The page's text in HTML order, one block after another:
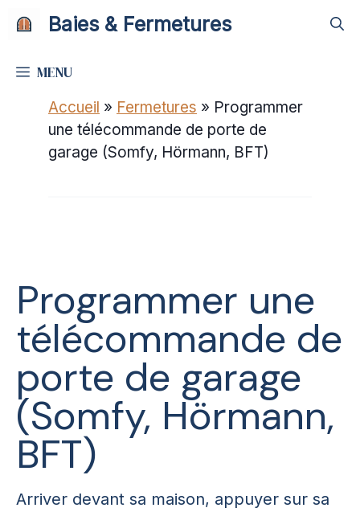
Baies & Fermetures
MENU
Accueil » Fermetures » Programmer
une télécommande de porte de
garage (Somfy, Hörmann, BFT)
Programmer une
télécommande de
porte de garage
(Somfy, Hörmann,
BFT)
Arriver devant sa maison, appuyer sur sa